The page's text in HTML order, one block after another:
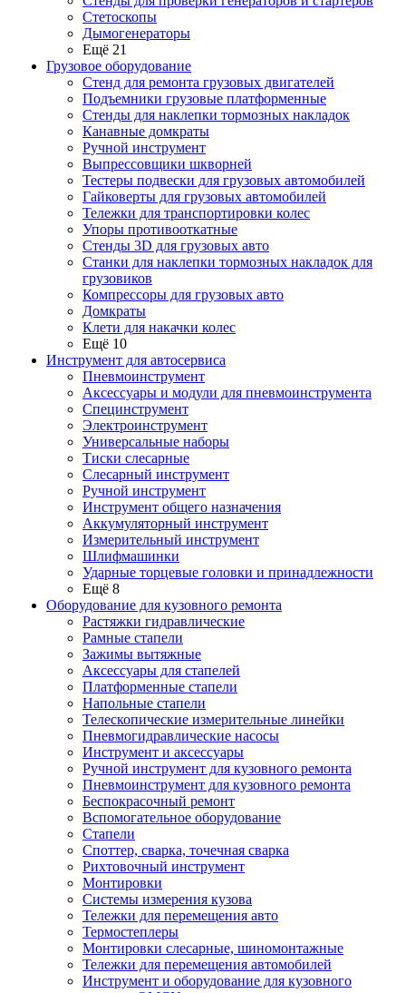
Стетоскопы
Дымогенераторы
Ещё 21
Грузовое оборудование
Стенд для ремонта грузовых двигателей
Подъемники грузовые платформенные
Стенды для наклепки тормозных накладок
Канавные домкраты
Ручной инструмент
Выпрессовщики шкворней
Тестеры подвески для грузовых автомобилей
Гайковерты для грузовых автомобилей
Тележки для транспортировки колес
Упоры противооткатные
Стенды 3D для грузовых авто
Станки для наклепки тормозных накладок для
грузовиков
Компрессоры для грузовых авто
Домкраты
Клети для накачки колес
Ещё 10
Инструмент для автосервиса
Пневмоинструмент
Аксессуары и модули для пневмоинструмента
Специнструмент
Электроинструмент
Универсальные наборы
Тиски слесарные
Слесарный инструмент
Ручной инструмент
Инструмент общего назначения
Аккумуляторный инструмент
Измерительный инструмент
Шлифмашинки
Ударные торцевые головки и принадлежности
Ещё 8
Оборудование для кузовного ремонта
Растяжки гидравлические
Рамные стапели
Зажимы вытяжные
Аксессуары для стапелей
Платформенные стапели
Напольные стапели
Телескопические измерительные линейки
Пневмогидравлические насосы
Инструмент и аксессуары
Ручной инструмент для кузовного ремонта
Пневмоинструмент для кузовного ремонта
Беспокрасочный ремонт
Вспомогательное оборудование
Стапели
Споттер, сварка, точечная сварка
Рихтовочный инструмент
Монтировки
Системы измерения кузова
Тележки для перемещения авто
Термостеплеры
Монтировки слесарные, шиномонтажные
Тележки для перемещения автомобилей
Инструмент и оборудование для кузовного